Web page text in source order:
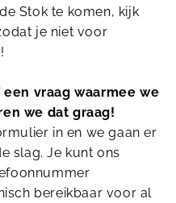
Stok te komen, kijk
je niet voor
vraag waarmee we
we dat graag!
in en we gaan er
slag. Je kunt ons
bereikbaar voor al